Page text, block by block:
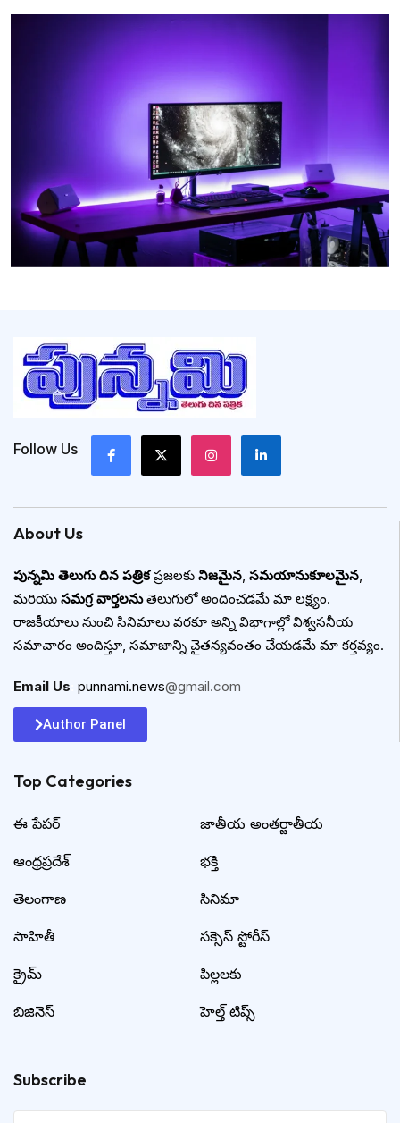
Follow Us
About Us
పున్నమి తెలుగు దిన పత్రికప్రజలకు నిజమైన, సమయానుకూలమైన,
మరియు సమగ్ర వార్తలనుతెలుగులో అందించడమే మా లక్ష్యం.
రాజకీయాలు నుంచి సినిమాలు వరకూ అన్ని విభాగాల్లో విశ్వసనీయ
సమాచారం అందిస్తూ, సమాజాన్ని చైతన్యవంతం చేయడమే మా కర్తవ్యం.
Email Us punnami.news@gmail.com
Author Panel
Top Categories​
ఈ పేపర్
ఆంధ్రప్రదేశ్
తెలంగాణ
సాహితీ
క్రైమ్
బిజినెస్
జాతీయ అంతర్జాతీయ
భక్తి
సినిమా
సక్సెస్ స్టోరీస్
పిల్లలకు
హెల్త్ టిప్స్
Subscribe